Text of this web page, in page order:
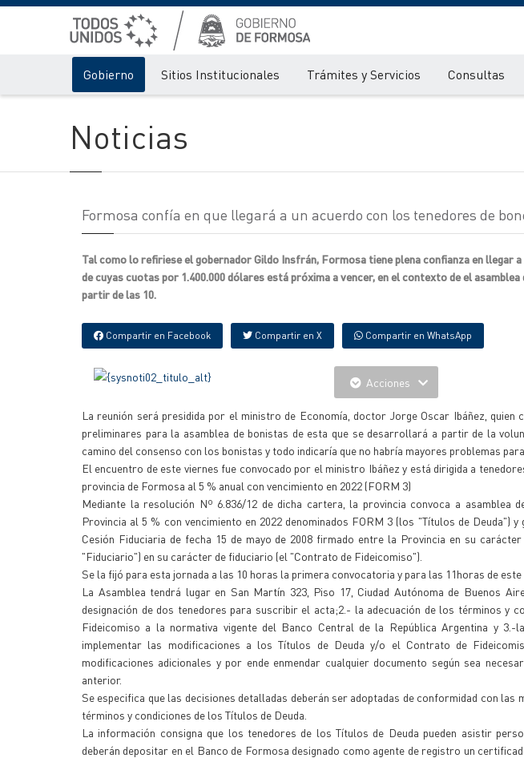
Gobierno Sitios Institucionales Trámites y Servicios Consultas
Noticias
Formosa confía en que llegará a un acuerdo con los tenedores de
Tal como lo refiriese el gobernador Gildo Insfrán, Formosa tiene plena confianza en llegar
de cuyas cuotas por 1.400.000 dólares está próxima a vencer, en el contexto de el
partir de las 10.
Compartir en Facebook Compartir en X Compartir en WhatsApp
Acciones
La reunión será presidida por el ministro de Economía, doctor Jorge Oscar Ibáñez,
preliminares para la asamblea de bonistas de esta que se desarrollará a partir de la
camino del consenso con los bonistas y todo indicaría que no habría mayores problemas
El encuentro de este viernes fue convocado por el ministro Ibáñez y está dirigida a
provincia de Formosa al 5 % anual con vencimiento en 2022 (FORM 3)
Mediante la resolución Nº 6.836/12 de dicha cartera, la provincia convoca a
Provincia al 5 % con vencimiento en 2022 denominados FORM 3 (los "Títulos de Deuda")
Cesión Fiduciaria de fecha 15 de mayo de 2008 firmado entre la Provincia en su
"Fiduciario") en su carácter de fiduciario (el "Contrato de Fideicomiso").
Se la fijó para esta jornada a las 10 horas la primera convocatoria y para las 11horas de
La Asamblea tendrá lugar en San Martín 323, Piso 17, Ciudad Autónoma de Buenos
designación de dos tenedores para suscribir el acta;2.- la adecuación de los términos y
Fideicomiso a la normativa vigente del Banco Central de la República Argentina y
implementar las modificaciones a los Títulos de Deuda y/o el Contrato de
modificaciones adicionales y por ende enmendar cualquier documento según sea
anterior.
Se especifica que las decisiones detalladas deberán ser adoptadas de conformidad con
términos y condiciones de los Títulos de Deuda.
La información consigna que los tenedores de los Títulos de Deuda pueden asistir
deberán depositar en el Banco de Formosa designado como agente de registro un